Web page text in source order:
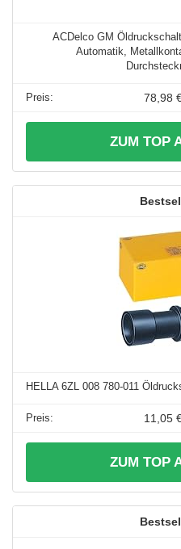
ACDelco GM
Automatik,
78,98
ZUM TOP
HELLA 6ZL 008 780-011
11,05
ZUM TOP